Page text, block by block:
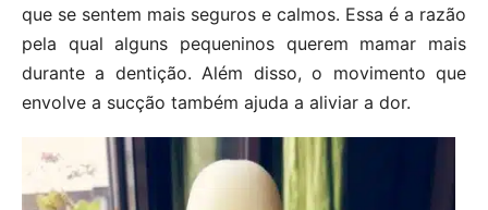
que se sentem mais seguros e calmos. Essa é a razão
pela qual alguns pequeninos querem mamar mais
durante a dentição. Além disso, o movimento que
envolve a sucção também ajuda a aliviar a dor.